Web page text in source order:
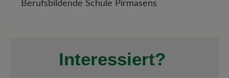
Berufsbildende Schule Pirmasens
Interessiert?